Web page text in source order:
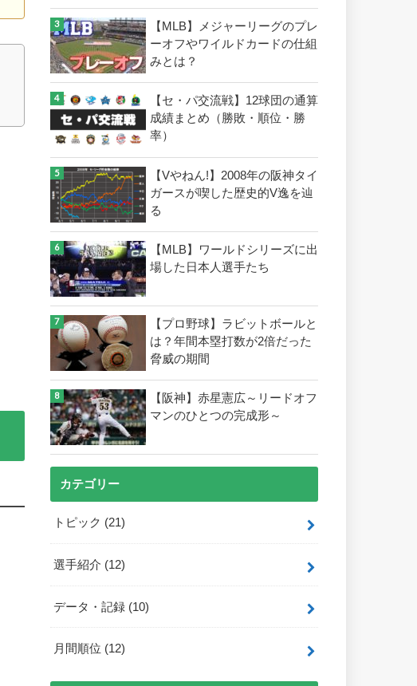
【MLB】メジャーリーグのプレ
ーオフやワイルドカードの仕組
みとは？
【セ・パ交流戦】12球団の通算
成績まとめ（勝敗・順位・勝
率）
【Vやねん!】2008年の阪神タイ
ガースが喫した歴史的V逸を辿
る
【MLB】ワールドシリーズに出
場した日本人選手たち
【プロ野球】ラビットボールと
は？年間本塁打数が2倍だった
脅威の期間
【阪神】赤星憲広～リードオフ
マンのひとつの完成形～
カテゴリー
トピック (21)
選手紹介 (12)
データ・記録 (10)
月間順位 (12)